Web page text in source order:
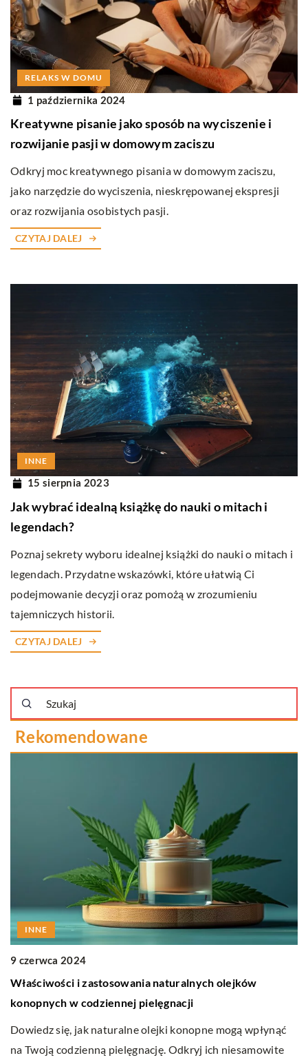
RELAKS W DOMU
1 października 2024
Kreatywne pisanie jako sposób na wyciszenie i
rozwijanie pasji w domowym zaciszu
Odkryj moc kreatywnego pisania w domowym zaciszu,
jako narzędzie do wyciszenia, nieskrępowanej ekspresji
oraz rozwijania osobistych pasji.
CZYTAJ DALEJ
INNE
15 sierpnia 2023
Jak wybrać idealną książkę do nauki o mitach i
legendach?
Poznaj sekrety wyboru idealnej książki do nauki o mitach i
legendach. Przydatne wskazówki, które ułatwią Ci
podejmowanie decyzji oraz pomożą w zrozumieniu
tajemniczych historii.
CZYTAJ DALEJ
Rekomendowane
INNE
9 czerwca 2024
Właściwości i zastosowania naturalnych olejków
konopnych w codziennej pielęgnacji
Dowiedz się, jak naturalne olejki konopne mogą wpłynąć
na Twoją codzienną pielęgnację. Odkryj ich niesamowite